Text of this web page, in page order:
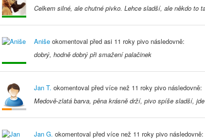
Celkem silné, ale chutné pivko. Lehce sladší, ale někdo to
Aniše okomentoval před asi 11 roky pivo následovně:
dobrý, hodně dobrý při smažení palačinek
Jan T. okomentoval před více než 11 roky pivo následovně:
Medově-zlatá barva, pěna krásně drží, pivo spíše sladší,
Jan G. okomentoval před více než 11 roky pivo následovně: